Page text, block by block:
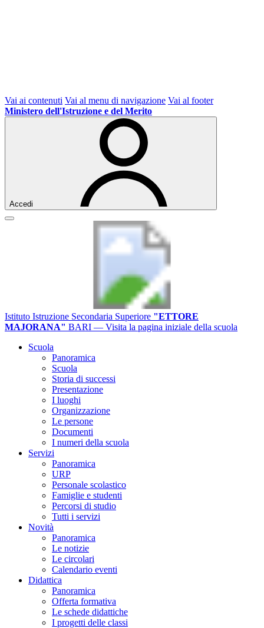
Vai ai contenuti Vai al menu di navigazione Vai al footer
Ministero dell'Istruzione e del Merito
Accedi
Istituto Istruzione Secondaria Superiore "ETTORE
MAJORANA" BARI — Visita la pagina iniziale della scuola
Scuola
Panoramica
Scuola
Storia di successi
Presentazione
I luoghi
Organizzazione
Le persone
Documenti
I numeri della scuola
Servizi
Panoramica
URP
Personale scolastico
Famiglie e studenti
Percorsi di studio
Tutti i servizi
Novità
Panoramica
Le notizie
Le circolari
Calendario eventi
Didattica
Panoramica
Offerta formativa
Le schede didattiche
I progetti delle classi